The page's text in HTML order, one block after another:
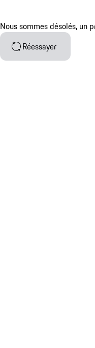
Nous sommes désolés, un
Réessayer